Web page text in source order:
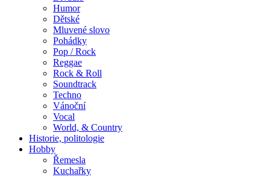
Humor
Dětské
Mluvené slovo
Pohádky
Pop / Rock
Reggae
Rock & Roll
Soundtrack
Techno
Vánoční
Vocal
World, & Country
Historie, politologie
Hobby
Řemesla
Kuchařky